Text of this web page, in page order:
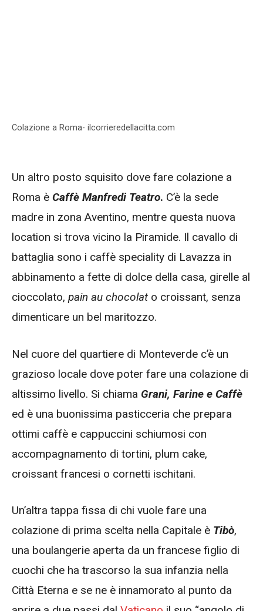
Colazione a Roma- ilcorrieredellacitta.com
Un altro posto squisito dove fare colazione a
Roma è Caffè Manfredi Teatro. C’è la sede
madre in zona Aventino, mentre questa nuova
location si trova vicino la Piramide. Il cavallo di
battaglia sono i caffè speciality di Lavazza in
abbinamento a fette di dolce della casa, girelle al
cioccolato, pain au chocolat o croissant, senza
dimenticare un bel maritozzo.
Nel cuore del quartiere di Monteverde c’è un
grazioso locale dove poter fare una colazione di
altissimo livello. Si chiama Grani, Farine e Caffè
ed è una buonissima pasticceria che prepara
ottimi caffè e cappuccini schiumosi con
accompagnamento di tortini, plum cake,
croissant francesi o cornetti ischitani.
Un’altra tappa fissa di chi vuole fare una
colazione di prima scelta nella Capitale è Tibò,
una boulangerie aperta da un francese figlio di
cuochi che ha trascorso la sua infanzia nella
Città Eterna e se ne è innamorato al punto da